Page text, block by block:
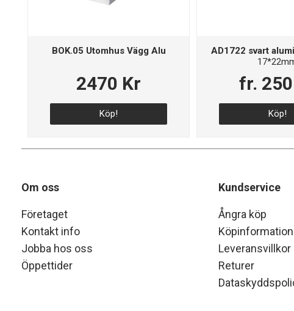
BOK.05 Utomhus Vägg Alu
2470 Kr
Köp!
AD1722 svart
fr.
Köp!
Om oss
Företaget
Kontakt info
Jobba hos oss
Öppettider
Kundservice
Ångra köp
Köpinformation
Leveransvillkor
Returer